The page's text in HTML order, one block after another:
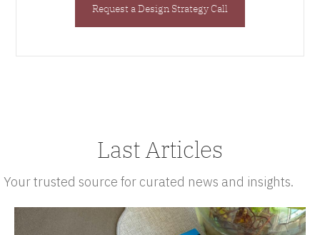
Request a Design Strategy Call
Last Articles
Your trusted source for curated news and insights.